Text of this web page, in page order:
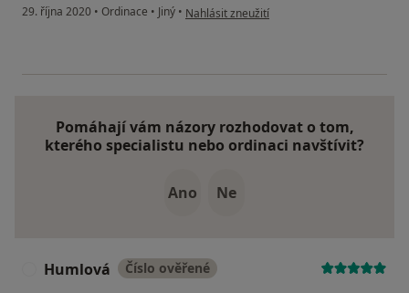
29. října 2020 • Ordinace • Jiný • podle názoru uživatele Hlaváčová A.
Nahlásit zneužití
Pomáhají vám názory rozhodovat o tom,
kterého specialistu nebo ordinaci navštívit?
Ano Ne
Humlová Číslo ověřené